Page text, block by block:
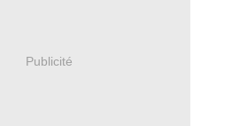
Publicité